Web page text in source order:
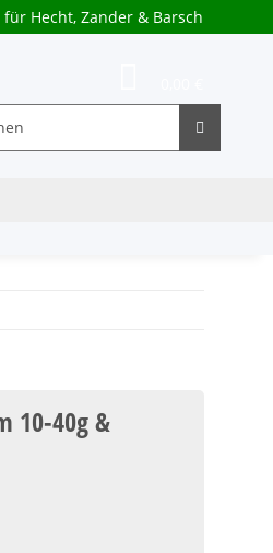
Hecht, Zander & Barsch
10-40g &